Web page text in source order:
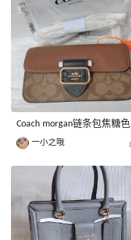
Coach morgan链条包焦糖色
一小之哦